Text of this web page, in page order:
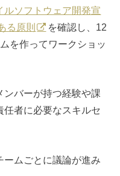
ルソフトウェア開発宣
る原則
を確認し、12
を作ってワークショッ
ンバーが持つ経験や課
任者に必要なスキルセ
ームごとに議論が進み